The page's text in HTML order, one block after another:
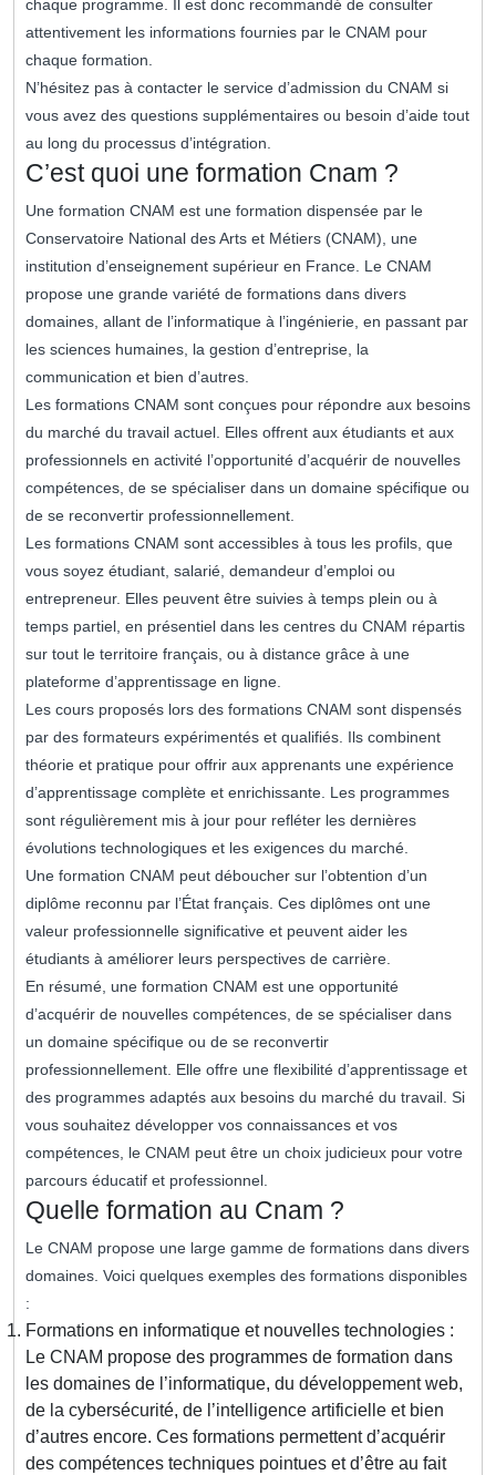
chaque programme. Il est donc recommandé de consulter
attentivement les informations fournies par le CNAM pour
chaque formation.
N’hésitez pas à contacter le service d’admission du CNAM si
vous avez des questions supplémentaires ou besoin d’aide tout
au long du processus d’intégration.
C’est quoi une formation Cnam ?
Une formation CNAM est une formation dispensée par le
Conservatoire National des Arts et Métiers (CNAM), une
institution d’enseignement supérieur en France. Le CNAM
propose une grande variété de formations dans divers
domaines, allant de l’informatique à l’ingénierie, en passant par
les sciences humaines, la gestion d’entreprise, la
communication et bien d’autres.
Les formations CNAM sont conçues pour répondre aux besoins
du marché du travail actuel. Elles offrent aux étudiants et aux
professionnels en activité l’opportunité d’acquérir de nouvelles
compétences, de se spécialiser dans un domaine spécifique ou
de se reconvertir professionnellement.
Les formations CNAM sont accessibles à tous les profils, que
vous soyez étudiant, salarié, demandeur d’emploi ou
entrepreneur. Elles peuvent être suivies à temps plein ou à
temps partiel, en présentiel dans les centres du CNAM répartis
sur tout le territoire français, ou à distance grâce à une
plateforme d’apprentissage en ligne.
Les cours proposés lors des formations CNAM sont dispensés
par des formateurs expérimentés et qualifiés. Ils combinent
théorie et pratique pour offrir aux apprenants une expérience
d’apprentissage complète et enrichissante. Les programmes
sont régulièrement mis à jour pour refléter les dernières
évolutions technologiques et les exigences du marché.
Une formation CNAM peut déboucher sur l’obtention d’un
diplôme reconnu par l’État français. Ces diplômes ont une
valeur professionnelle significative et peuvent aider les
étudiants à améliorer leurs perspectives de carrière.
En résumé, une formation CNAM est une opportunité
d’acquérir de nouvelles compétences, de se spécialiser dans
un domaine spécifique ou de se reconvertir
professionnellement. Elle offre une flexibilité d’apprentissage et
des programmes adaptés aux besoins du marché du travail. Si
vous souhaitez développer vos connaissances et vos
compétences, le CNAM peut être un choix judicieux pour votre
parcours éducatif et professionnel.
Quelle formation au Cnam ?
Le CNAM propose une large gamme de formations dans divers
domaines. Voici quelques exemples des formations disponibles
:
Formations en informatique et nouvelles technologies :
Le CNAM propose des programmes de formation dans
les domaines de l’informatique, du développement web,
de la cybersécurité, de l’intelligence artificielle et bien
d’autres encore. Ces formations permettent d’acquérir
des compétences techniques pointues et d’être au fait